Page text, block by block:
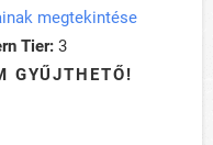
megtekintése
Tier: 3
GYŰJTHETŐ!